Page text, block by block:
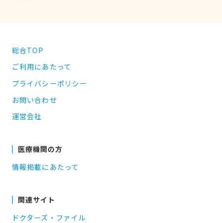
総合TOP
ご利用にあたって
プライバシーポリシー
お問い合わせ
運営会社
医療機関の方
情報掲載にあたって
関連サイト
ドクターズ・ファイル